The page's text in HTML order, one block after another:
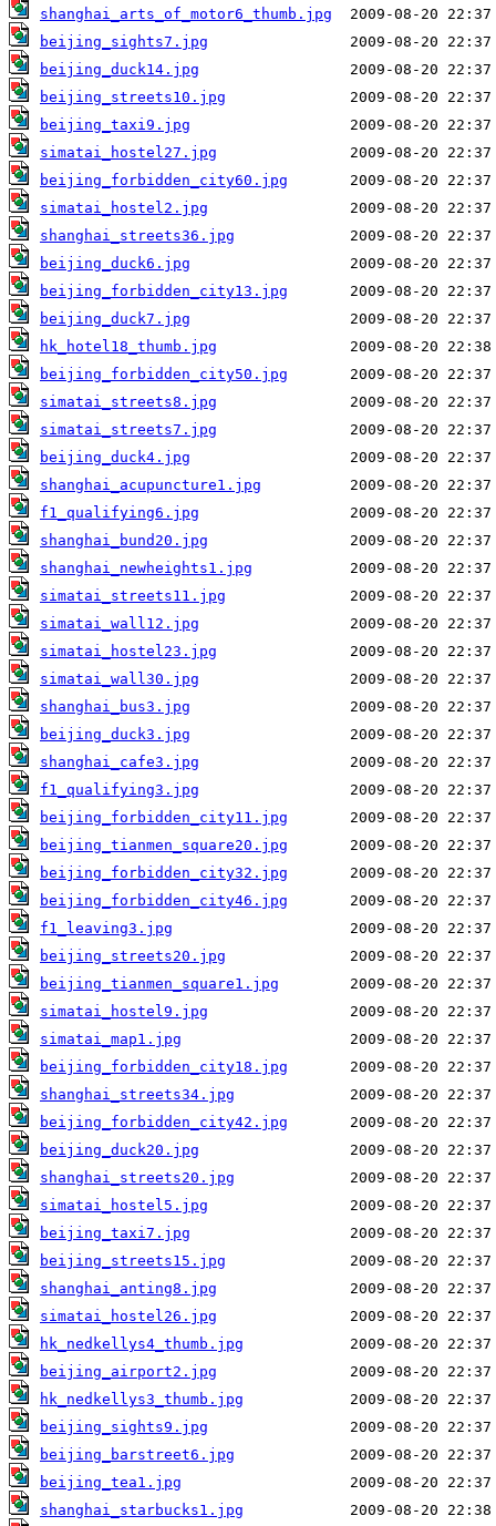
shanghai_arts_of_motor6_thumb.jpg
beijing_sights7.jpg
beijing_duck14.jpg
beijing_streets10.jpg
beijing_taxi9.jpg
simatai_hostel27.jpg
beijing_forbidden_city60.jpg
simatai_hostel2.jpg
shanghai_streets36.jpg
beijing_duck6.jpg
beijing_forbidden_city13.jpg
beijing_duck7.jpg
hk_hotel18_thumb.jpg
beijing_forbidden_city50.jpg
simatai_streets8.jpg
simatai_streets7.jpg
beijing_duck4.jpg
shanghai_acupuncture1.jpg
f1_qualifying6.jpg
shanghai_bund20.jpg
shanghai_newheights1.jpg
simatai_streets11.jpg
simatai_wall12.jpg
simatai_hostel23.jpg
simatai_wall30.jpg
shanghai_bus3.jpg
beijing_duck3.jpg
shanghai_cafe3.jpg
f1_qualifying3.jpg
beijing_forbidden_city11.jpg
beijing_tianmen_square20.jpg
beijing_forbidden_city32.jpg
beijing_forbidden_city46.jpg
f1_leaving3.jpg
beijing_streets20.jpg
beijing_tianmen_square1.jpg
simatai_hostel9.jpg
simatai_map1.jpg
beijing_forbidden_city18.jpg
shanghai_streets34.jpg
beijing_forbidden_city42.jpg
beijing_duck20.jpg
shanghai_streets20.jpg
simatai_hostel5.jpg
beijing_taxi7.jpg
beijing_streets15.jpg
shanghai_anting8.jpg
simatai_hostel26.jpg
hk_nedkellys4_thumb.jpg
beijing_airport2.jpg
hk_nedkellys3_thumb.jpg
beijing_sights9.jpg
beijing_barstreet6.jpg
beijing_tea1.jpg
shanghai_starbucks1.jpg